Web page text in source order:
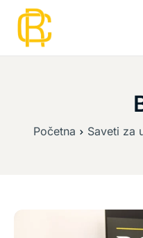
Početna
Cenovnik
Početna Saveti za